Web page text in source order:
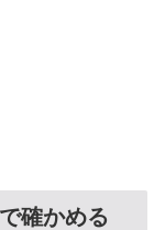
確かめる